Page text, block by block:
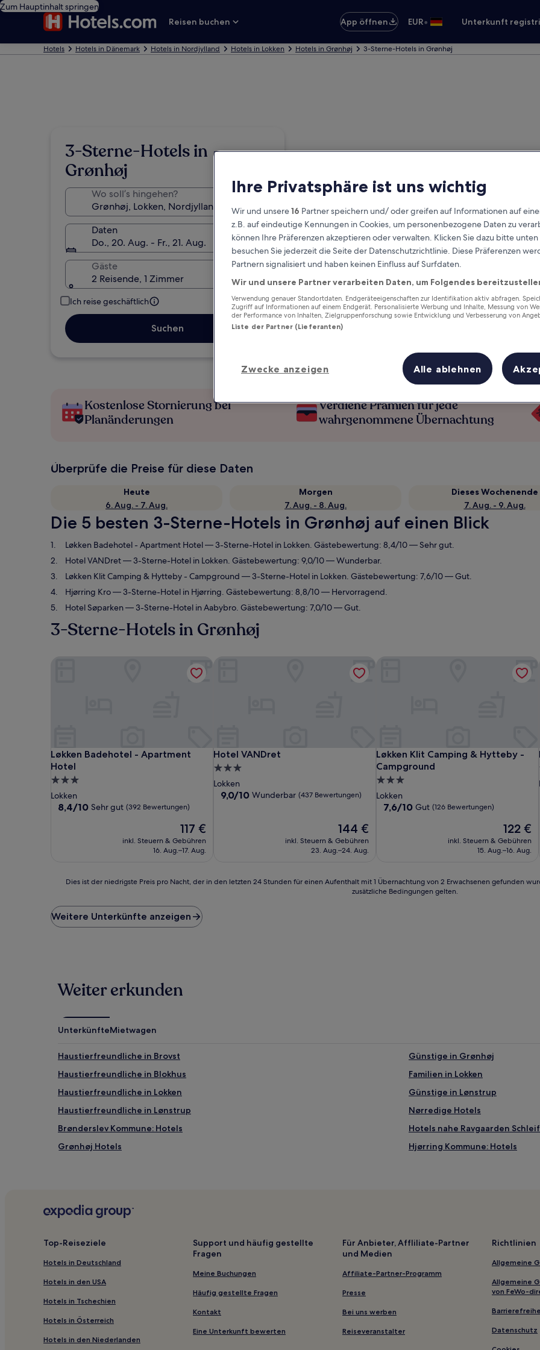
Zum Hauptinhalt springen
Reisen buchen
App öffnen EUR• Unterkunft
Hotels Hotels in Dänemark Hotels in Nordjylland Hotels in Lokken Hotels in Grønhøj 3-Sterne-Hotels in Grønhøj
3-Sterne-Hotels in
Grønhøj
Wo soll’s hingehen?
Daten
Do., 20. Aug. - Fr., 21. Aug.
Gäste
2 Reisende, 1 Zimmer
Ich reise geschäftlich
Suchen
Kostenlose Stornierung bei
Planänderungen
Verdiene Prämien für jede
wahrgenommene Übernachtung
Überprüfe die Preise für diese Daten
Heute
6. Aug. - 7. Aug.
Morgen
7. Aug. - 8. Aug.
Dieses Wochenende
7. Aug. - 9. Aug.
Die 5 besten 3-Sterne-Hotels in Grønhøj auf einen Blick
Løkken Badehotel - Apartment Hotel— 3-Sterne-Hotel in Lokken. Gästebewertung: 8,4/10 — Sehr gut.
Hotel VANDret— 3-Sterne-Hotel in Lokken. Gästebewertung: 9,0/10 — Wunderbar.
Løkken Klit Camping & Hytteby - Campground — 3-Sterne-Hotel in Lokken. Gästebewertung: 7,6/10 — Gut.
Hjørring Kro— 3-Sterne-Hotel in Hjørring. Gästebewertung: 8,8/10 — Hervorragend.
Hotel Søparken— 3-Sterne-Hotel in Aabybro. Gästebewertung: 7,0/10 — Gut.
3-Sterne-Hotels in Grønhøj
Løkken Badehotel - Apartment
Hotel
Løkken Badehotel - Apartment Hotel
3.0-
Sterne-
Unterkunft
Lokken
8.4
8,4/10 Sehr gut (392 Bewertungen)
Der
Preis
beträgt
117 €
inkl. Steuern & Gebühren
16. Aug.–17. Aug.
Løkken Badehotel - Apartment Hotel
Hotel VANDret
Hotel VANDret
3.0-
Sterne-
Unterkunft
Lokken
9.0
9,0/10 Wunderbar (437 Bewertungen)
Der
Preis
beträgt
144 €
inkl. Steuern & Gebühren
23. Aug.–24. Aug.
Løkken Klit Camping & Hytteby -
Campground
Løkken Klit Camping & Hytteby -
3.0-
Sterne-
Unterkunft
Lokken
7.6
7,6/10 Gut (126 Bewertungen)
Der
Preis
beträgt
122 €
inkl. Steuern & Gebühren
15. Aug.–16. Aug.
Løkken Klit Camping & Hytteby -
der
niedrigste
Preis
letzten
Aufenthalt
1 Übernachtung
2 Erwachsenen
gefunden
wurde.
Preise
Verfügbarkeiten
können
sich
Bedingungen
gelten.
Dies ist der niedrigste Preis pro Nacht, der in den letzten 24 Stunden für einen Aufenthalt mit 1 Übernachtung von 2 Erwachsenen gefunden
zusätzliche Bedingungen gelten.
Weitere Unterkünfte anzeigen
Weiter erkunden
UnterkünfteMietwagen
Haustierfreundliche in Brovst
Günstige in Grønhøj
Haustierfreundliche in Blokhus
Familien in Lokken
Haustierfreundliche in Lokken
Günstige in Lønstrup
Haustierfreundliche in Lønstrup
Nørredige Hotels
Brønderslev Kommune: Hotels
Hotels nahe Ravgaarden
Grønhøj Hotels
Hjørring Kommune: Hotels
Manna Hotels
Top-Reiseziele
Hotels in Deutschland
Hotels in den USA
Hotels in Tschechien
Hotels in Österreich
Hotels in den Niederlanden
Support und häufig gestellte
Fragen
Meine Buchungen
Häufig gestellte Fragen
Kontakt
Eine Unterkunft bewerten
Für Anbieter, Affliliate-Partner
und Medien
Affiliate-Partner-Programm
Presse
Bei uns werben
Reiseveranstalter
Richtlinien
Allgemeine
Allgemeine
von FeWo-
Datenschutz
Ihre Privatsphäre ist uns wichtig
Wir und unsere16 Partner speichern und/ oder greifen auf Informationen auf
z.B. auf eindeutige Kennungen in Cookies, um personenbezogene Daten zu
können Ihre Präferenzen akzeptieren oder verwalten. Klicken Sie dazu bitte
besuchen Sie jederzeit die Seite der Datenschutzrichtlinie. Diese Präferenzen
Partnern signalisiert und haben keinen Einfluss auf Surfdaten.
Wir und unsere Partner verarbeiten Daten, um Folgendes
Verwendung genauer Standortdaten. Endgeräteeigenschaften zur Identifikation aktiv abfragen.
Zugriff auf Informationen auf einem Endgerät. Personalisierte Werbung und Inhalte, Messung von
der Performance von Inhalten, Zielgruppenforschung sowie Entwicklung und Verbesserung von
Liste der Partner (Lieferanten)
Zwecke anzeigen Alle ablehnen